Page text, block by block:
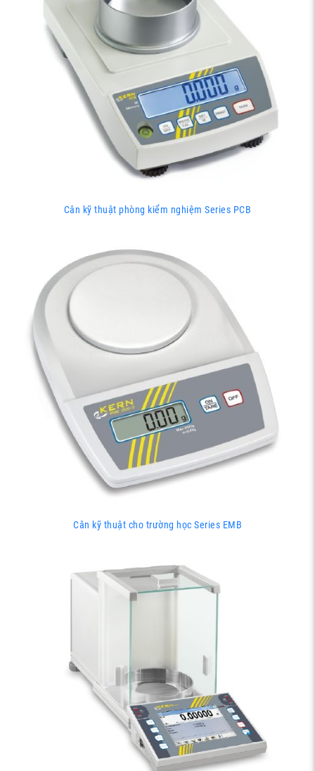
Cân kỹ thuật phòng kiểm nghiệm Series PCB
Cân kỹ thuật cho trường học Series EMB